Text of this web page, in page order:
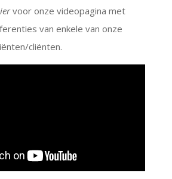
voor onze videopagina met
van enkele van onze
cliënten.